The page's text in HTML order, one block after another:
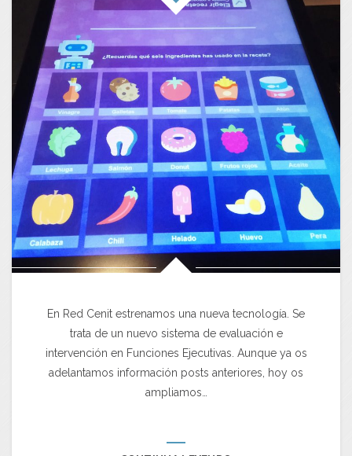
En Red Cenit estrenamos una nueva tecnología. Se
trata de un nuevo sistema de evaluación e
intervención en Funciones Ejecutivas. Aunque ya os
adelantamos información posts anteriores, hoy os
ampliamos…